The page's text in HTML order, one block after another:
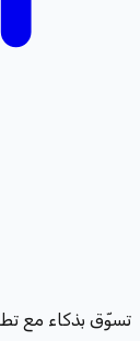
تسوّق بذكاء مع